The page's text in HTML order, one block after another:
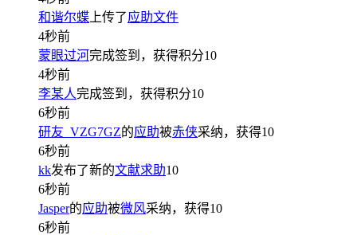
和谐尔蝶 上传了应助文件
4秒前
蒙眼过河完成签到，获得积分10
4秒前
李某人完成签到，获得积分10
6秒前
研友_VZG7GZ的应助被赤侠采纳，获得10
6秒前
kk发布了新的文献求助10
6秒前
Jasper的应助被微风采纳，获得10
6秒前